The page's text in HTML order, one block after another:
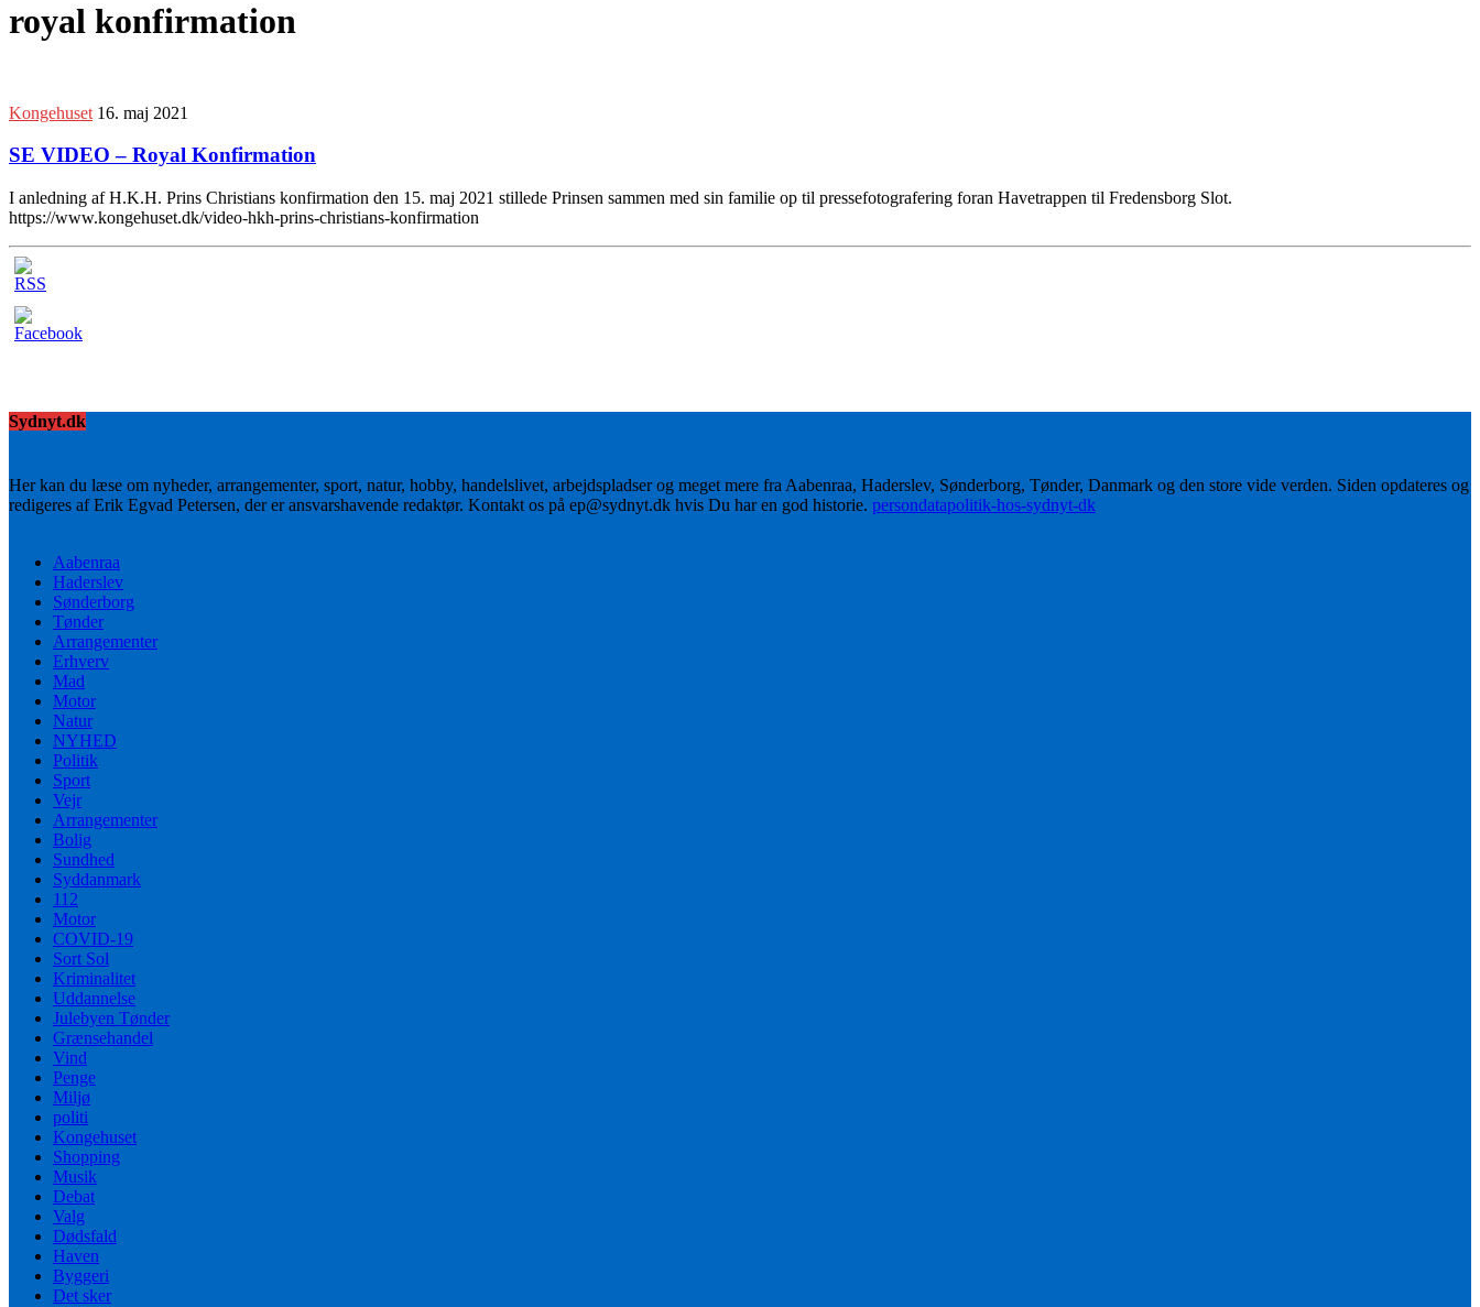
royal konfirmation
Kongehuset 16. maj 2021
SE VIDEO – Royal Konfirmation
I anledning af H.K.H. Prins Christians konfirmation den 15. maj 2021 stillede Prinsen sammen med sin familie op til pressefotografering foran Havetrappen til Fredensborg Slot.
https://www.kongehuset.dk/video-hkh-prins-christians-konfirmation
Sydnyt.dk
Her kan du læse om nyheder, arrangementer, sport, natur, hobby, handelslivet, arbejdspladser og meget mere fra Aabenraa, Haderslev, Sønderborg, Tønder, Danmark og den store vide verden. Siden opdateres og
redigeres af Erik Egvad Petersen, der er ansvarshavende redaktør. Kontakt os på ep@sydnyt.dk hvis Du har en god historie. persondatapolitik-hos-sydnyt-dk
Aabenraa
Haderslev
Sønderborg
Tønder
Arrangementer
Erhverv
Mad
Motor
Natur
NYHED
Politik
Sport
Vejr
Arrangementer
Bolig
Sundhed
Syddanmark
112
Motor
COVID-19
Sort Sol
Kriminalitet
Uddannelse
Julebyen Tønder
Grænsehandel
Vind
Penge
Miljø
politi
Kongehuset
Shopping
Musik
Debat
Valg
Dødsfald
Haven
Byggeri
Det sker